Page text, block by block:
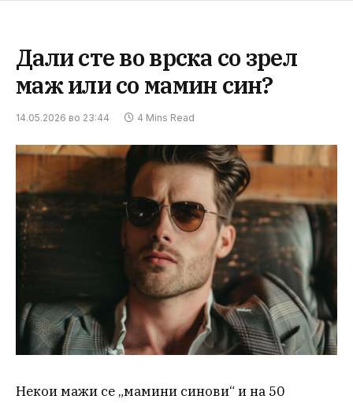
Дали сте во врска со зрел
маж или со мамин син?
14.05.2026 во 23:44 4 Mins Read
Некои мажи се „мамини синови“ и на 50